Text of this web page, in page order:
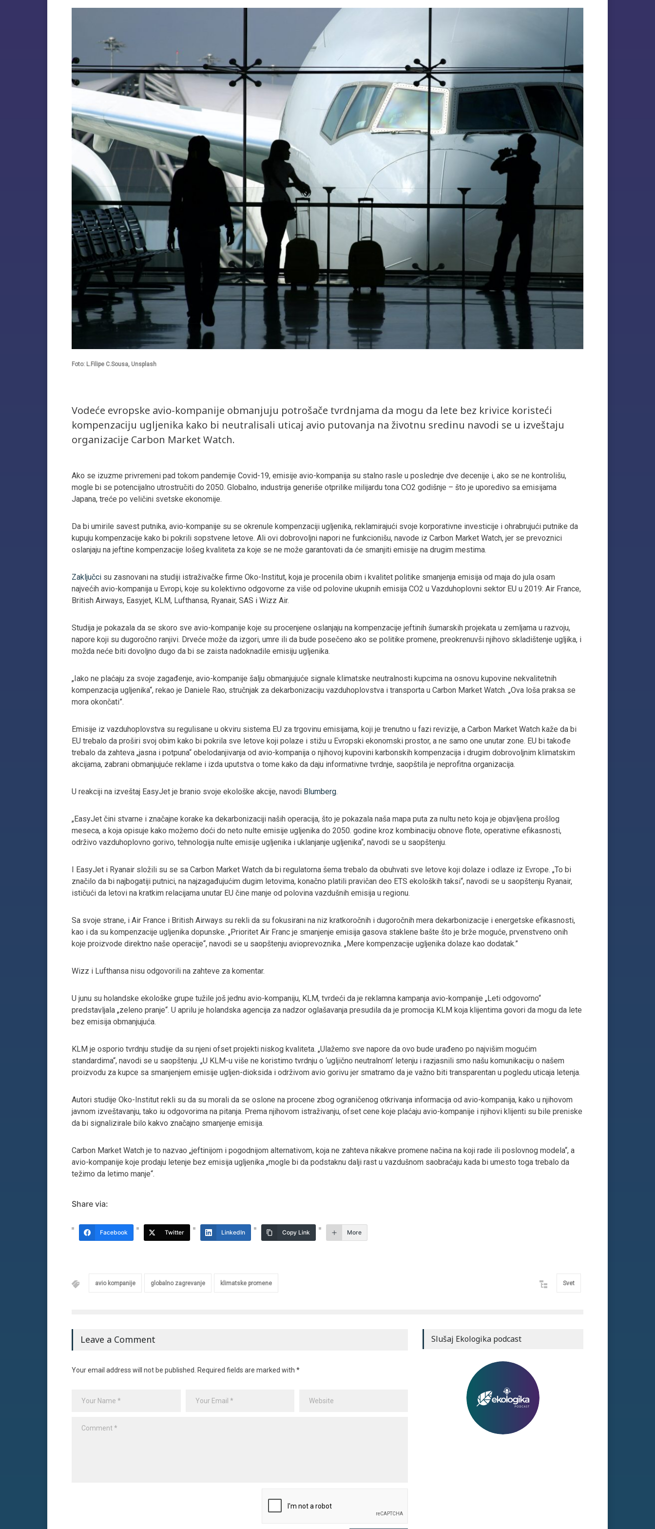
Foto: L.Filipe C.Sousa, Unsplash
Vodeće evropske avio-kompanije obmanjuju potrošače tvrdnjama da mogu da lete bez krivice koristeći
kompenzaciju ugljenika kako bi neutralisali uticaj avio putovanja na životnu sredinu navodi se u izveštaju
organizacije Carbon Market Watch.
Ako se izuzme privremeni pad tokom pandemije Covid-19, emisije avio-kompanija su stalno rasle u poslednje dve decenije i, ako se ne kontrolišu,
mogle bi se potencijalno utrostručiti do 2050. Globalno, industrija generiše otprilike milijardu tona CO2 godišnje – što je uporedivo sa emisijama
Japana, treće po veličini svetske ekonomije.
Da bi umirile savest putnika, avio-kompanije su se okrenule kompenzaciji ugljenika, reklamirajući svoje korporativne investicije i ohrabrujući putnike da
kupuju kompenzacije kako bi pokrili sopstvene letove. Ali ovi dobrovoljni napori ne funkcionišu, navode iz Carbon Market Watch, jer se prevoznici
oslanjaju na jeftine kompenzacije lošeg kvaliteta za koje se ne može garantovati da će smanjiti emisije na drugim mestima.
Zaključci su zasnovani na studiji istraživačke firme Oko-Institut, koja je procenila obim i kvalitet politike smanjenja emisija od maja do jula osam
najvećih avio-kompanija u Evropi, koje su kolektivno odgovorne za više od polovine ukupnih emisija CO2 u Vazduhoplovni sektor EU u 2019: Air France,
British Airways, Easyjet, KLM, Lufthansa, Ryanair, SAS i Wizz Air.
Studija je pokazala da se skoro sve avio-kompanije koje su procenjene oslanjaju na kompenzacije jeftinih šumarskih projekata u zemljama u razvoju,
napore koji su dugoročno ranjivi. Drveće može da izgori, umre ili da bude posečeno ako se politike promene, preokrenuvši njihovo skladištenje ugljika, i
možda neće biti dovoljno dugo da bi se zaista nadoknadile emisiju ugljenika.
„Iako ne plaćaju za svoje zagađenje, avio-kompanije šalju obmanjujuće signale klimatske neutralnosti kupcima na osnovu kupovine nekvalitetnih
kompenzacija ugljenika“, rekao je Daniele Rao, stručnjak za dekarbonizaciju vazduhoplovstva i transporta u Carbon Market Watch. „Ova loša praksa se
mora okončati”.
Emisije iz vazduhoplovstva su regulisane u okviru sistema EU za trgovinu emisijama, koji je trenutno u fazi revizije, a Carbon Market Watch kaže da bi
EU trebalo da proširi svoj obim kako bi pokrila sve letove koji polaze i stižu u Evropski ekonomski prostor, a ne samo one unutar zone. EU bi takođe
trebalo da zahteva „jasna i potpuna“ obelodanjivanja od avio-kompanija o njihovoj kupovini karbonskih kompenzacija i drugim dobrovoljnim klimatskim
akcijama, zabrani obmanjujuće reklame i izda uputstva o tome kako da daju informativne tvrdnje, saopštila je neprofitna organizacija.
U reakciji na izveštaj EasyJet je branio svoje ekološke akcije, navodi Blumberg.
„EasyJet čini stvarne i značajne korake ka dekarbonizaciji naših operacija, što je pokazala naša mapa puta za nultu neto koja je objavljena prošlog
meseca, a koja opisuje kako možemo doći do neto nulte emisije ugljenika do 2050. godine kroz kombinaciju obnove flote, operativne efikasnosti,
održivo vazduhoplovno gorivo, tehnologija nulte emisije ugljenika i uklanjanje ugljenika“, navodi se u saopštenju.
I EasyJet i Ryanair složili su se sa Carbon Market Watch da bi regulatorna šema trebalo da obuhvati sve letove koji dolaze i odlaze iz Evrope. „To bi
značilo da bi najbogatiji putnici, na najzagađujućim dugim letovima, konačno platili pravičan deo ETS ekoloških taksi“, navodi se u saopštenju Ryanair,
ističući da letovi na kratkim relacijama unutar EU čine manje od polovina vazdušnih emisija u regionu.
Sa svoje strane, i Air France i British Airways su rekli da su fokusirani na niz kratkoročnih i dugoročnih mera dekarbonizacije i energetske efikasnosti,
kao i da su kompenzacije ugljenika dopunske. „Prioritet Air Franc je smanjenje emisija gasova staklene bašte što je brže moguće, prvenstveno onih
koje proizvode direktno naše operacije“, navodi se u saopštenju avioprevoznika. „Mere kompenzacije ugljenika dolaze kao dodatak.”
Wizz i Lufthansa nisu odgovorili na zahteve za komentar.
U junu su holandske ekološke grupe tužile još jednu avio-kompaniju, KLM, tvrdeći da je reklamna kampanja avio-kompanije „Leti odgovorno“
predstavljala „zeleno pranje“. U aprilu je holandska agencija za nadzor oglašavanja presudila da je promocija KLM koja klijentima govori da mogu da lete
bez emisija obmanjujuća.
KLM je osporio tvrdnju studije da su njeni ofset projekti niskog kvaliteta. „Ulažemo sve napore da ovo bude urađeno po najvišim mogućim
standardima“, navodi se u saopštenju. „U KLM-u više ne koristimo tvrdnju o ‘ugljično neutralnom’ letenju i razjasnili smo našu komunikaciju o našem
proizvodu za kupce sa smanjenjem emisije ugljen-dioksida i održivom avio gorivu jer smatramo da je važno biti transparentan u pogledu uticaja letenja.
Autori studije Oko-Institut rekli su da su morali da se oslone na procene zbog ograničenog otkrivanja informacija od avio-kompanija, kako u njihovom
javnom izveštavanju, tako iu odgovorima na pitanja. Prema njihovom istraživanju, ofset cene koje plaćaju avio-kompanije i njihovi klijenti su bile preniske
da bi signalizirale bilo kakvo značajno smanjenje emisija.
Carbon Market Watch je to nazvao „jeftinijom i pogodnijom alternativom, koja ne zahteva nikakve promene načina na koji rade ili poslovnog modela“, a
avio-kompanije koje prodaju letenje bez emisija ugljenika „mogle bi da podstaknu dalji rast u vazdušnom saobraćaju kada bi umesto toga trebalo da
težimo da letimo manje“.
Share via:
Facebook Twitter LinkedIn Copy Link More
avio kompanije globalno zagrevanje klimatske promene Svet
Leave a Comment
Your email address will not be published. Required fields are marked with *
Slušaj Ekologika podcast